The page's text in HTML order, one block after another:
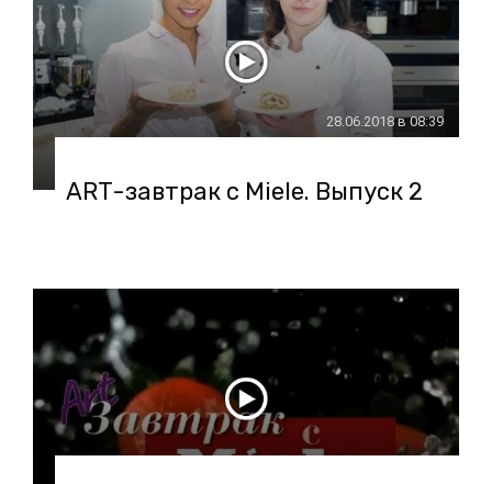
28.06.2018 в 08:39
ART-завтрак с Miele. Выпуск 2